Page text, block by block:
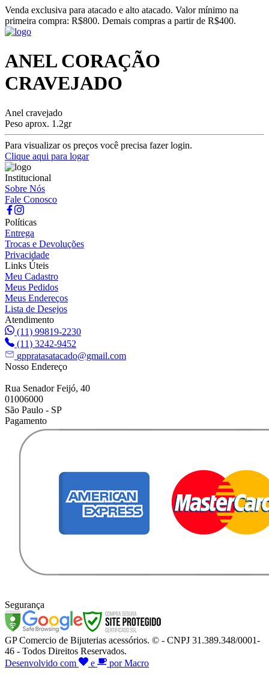
Venda exclusiva para atacado e alto atacado. Valor mínimo na
primeira compra: R$800. Demais compras a partir de R$400.
ANEL CORAÇÃO
CRAVEJADO
Anel cravejado
Peso aprox. 1.2gr
Para visualizar os preços você precisa fazer login.
Clique aqui para logar
Institucional
Sobre Nós
Fale Conosco
Políticas
Entrega
Trocas e Devoluções
Privacidade
Links Úteis
Meu Cadastro
Meus Pedidos
Meus Endereços
Lista de Desejos
Atendimento
(11) 99819-2230
(11) 3242-9452
gppratasatacado@gmail.com
Nosso Endereço
Rua Senador Feijó, 40
01006000
São Paulo - SP
Pagamento
Segurança
GP Comercio de Bijuterias acessórios. © - CNPJ 31.389.348/0001-
46 - Todos Direitos Reservados.
Desenvolvido com
e por Macro